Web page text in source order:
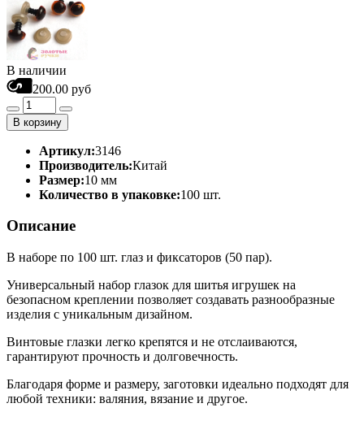
В наличии
200.00 руб
В корзину
Артикул:3146
Производитель:Китай
Размер:10 мм
Количество в упаковке:100 шт.
Описание
В наборе по 100 шт. глаз и фиксаторов (50 пар).
Универсальный набор глазок для шитья игрушек на
безопасном креплении позволяет создавать разнообразные
изделия с уникальным дизайном.
Винтовые глазки легко крепятся и не отслаиваются,
гарантируют прочность и долговечность.
Благодаря форме и размеру, заготовки идеально подходят для
любой техники: валяния, вязание и другое.